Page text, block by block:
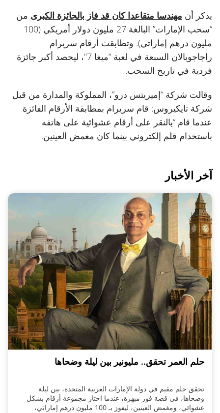
يذكر أن مهندسا متقاعدا كان قد فاز بالجائزة الكبرى من
“سحب الإمارات” البالغة 27 مليون دولار أمريكي (100
مليون درهم إماراتي). وتطابقت أرقام سريرام
راجاجوبالان السبعة في لعبة “ميغا 7″، ليحصد أكبر جائزة
فردية في تاريخ السحب.
وقالت شركة “إميريتس درو”، المملوكة والمدارة من قبل
شركة تايكيروس: قام سريرام بمطابقة الأرقام الفائزة
عندما قام “بالنقر على أرقام عشوائية على هاتفه
باستخدام قلم إلكتروني بينما كان مغمض العينين.
آخر الأخبار
حلم العمر تحقق.. مليونير بين ليلة وضحاها
تحقق حلم مقيم في دولة الإمارات العربية المتحدة، بين ليلة
وضحاها، في قصة فوز مبهرة، عندما اختار مجموعة أرقام بشكل
عشوائي، ومغمض العينين، ليفوز بـ 100 مليون درهم إماراتي،